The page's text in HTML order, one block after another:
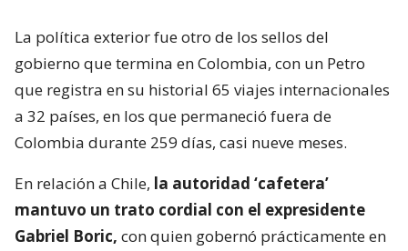
La política exterior fue otro de los sellos del
gobierno que termina en Colombia, con un Petro
que registra en su historial 65 viajes internacionales
a 32 países, en los que permaneció fuera de
Colombia durante 259 días, casi nueve meses.
En relación a Chile, la autoridad ‘cafetera’
mantuvo un trato cordial con el expresidente
Gabriel Boric, con quien gobernó prácticamente en